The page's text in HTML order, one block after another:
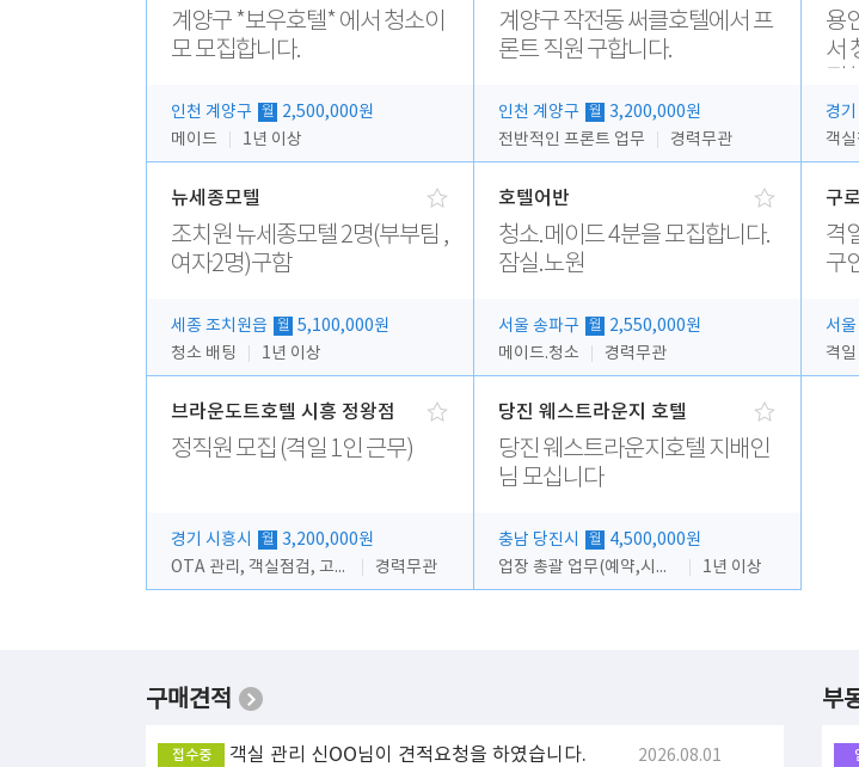
계양구 *보우호텔* 에서 청소이
모 모집합니다.
인천 계양구 월
2,500,000원
메이드
1년 이상
계양구 작전동 써클호텔에서 프
론트 직원 구합니다.
인천 계양구 월
3,200,000원
전반적인 프론트 업무
경력무관
용
서
경기
객
뉴세종모텔
조치원 뉴세종모텔 2명(부부팀 ,
여자2명)구함
세종 조치원읍 월
5,100,000원
청소 배팅
1년 이상
호텔어반
청소.메이드 4분을 모집합니다.
잠실.노원
서울 송파구 월
2,550,000원
메이드.청소
경력무관
구
격
구
서
브라운도트호텔 시흥 정왕점
정직원 모집 (격일 1인 근무)
경기 시흥시 월
3,200,000원
OTA 관리, 객실점검, 고객응대, 시설관리
경력무관
당진 웨스트라운지 호텔
당진 웨스트라운지호텔 지배인
님 모십니다
충남 당진시 월
4,500,000원
업장 총괄 업무(예약,시설 및 직원관리 등)
1년 이상
구매견적
객실 관리
접수중 신OO님이 견적요청을 하였습니다. 2026.08.01
부